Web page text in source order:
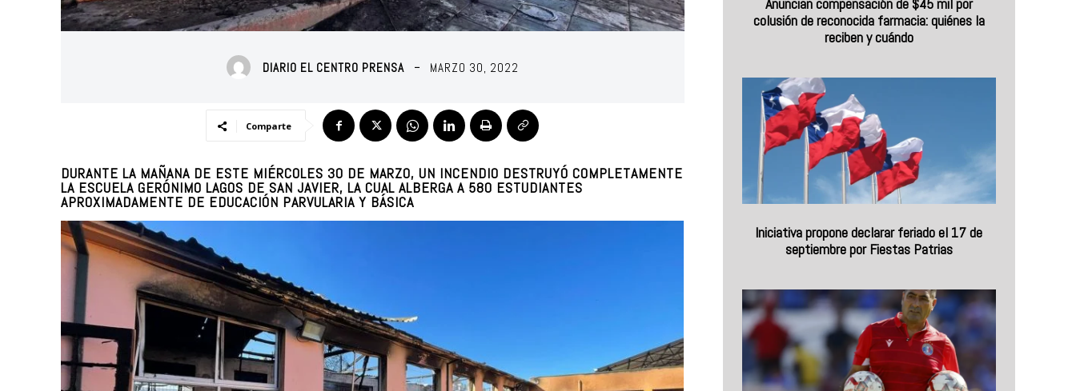
DIARIO EL CENTRO PRENSA MARZO 30, 2022
Comparte
DURANTE LA MAÑANA DE ESTE MIÉRCOLES 30 DE MARZO, UN INCENDIO DESTRUYÓ COMPLETAMENTE
LA ESCUELA GERÓNIMO LAGOS DE SAN JAVIER, LA CUAL ALBERGA A 580 ESTUDIANTES
APROXIMADAMENTE DE EDUCACIÓN PARVULARIA Y BÁSICA
colusión de reconocida farmacia: quiénes la
reciben y cuándo
Iniciativa propone declarar feriado el 17 de
septiembre por Fiestas Patrias